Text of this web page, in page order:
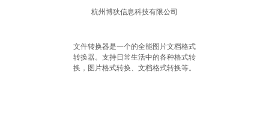
杭州博狄信息科技有限公司
文件转换器是一个的全能图片文档格式
转换器。支持日常生活中的各种格式转
换，图片格式转换、文档格式转换等。